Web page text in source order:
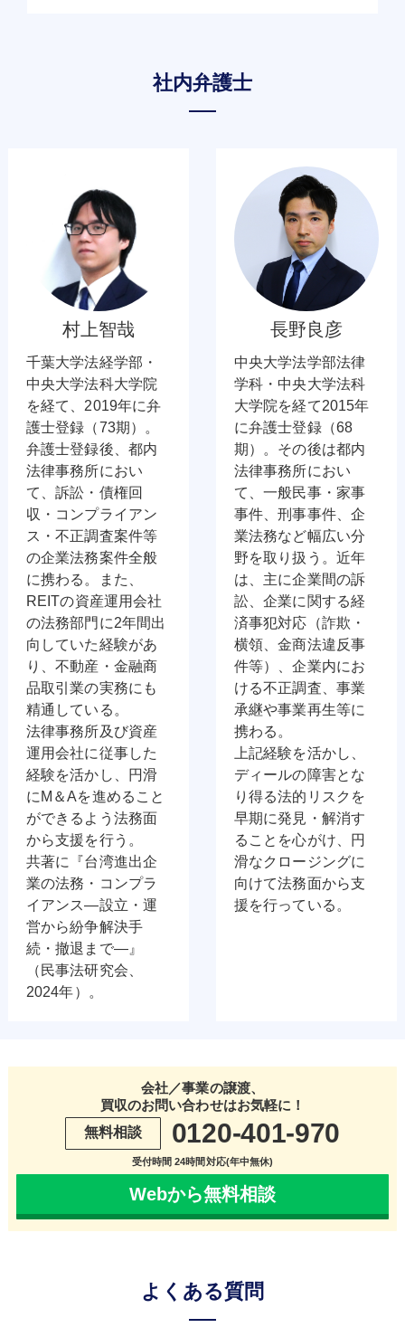
社内弁護士
村上智哉
千葉大学法経学部・
中央大学法科大学院
を経て、2019年に弁
護士登録（73期）。
弁護士登録後、都内
法律事務所におい
て、訴訟・債権回
収・コンプライアン
ス・不正調査案件等
の企業法務案件全般
に携わる。また、
REITの資産運用会社
の法務部門に2年間出
向していた経験があ
り、不動産・金融商
品取引業の実務にも
精通している。
法律事務所及び資産
運用会社に従事した
経験を活かし、円滑
にM＆Aを進めること
ができるよう法務面
から支援を行う。
共著に『台湾進出企
業の法務・コンプラ
イアンス―設立・運
営から紛争解決手
続・撤退まで―』
（民事法研究会、
2024年）。
長野良彦
中央大学法学部法律
学科・中央大学法科
大学院を経て2015年
に弁護士登録（68
期）。その後は都内
法律事務所におい
て、一般民事・家事
事件、刑事事件、企
業法務など幅広い分
野を取り扱う。近年
は、主に企業間の訴
訟、企業に関する経
済事犯対応（詐欺・
横領、金商法違反事
件等）、企業内にお
ける不正調査、事業
承継や事業再生等に
携わる。
上記経験を活かし、
ディールの障害とな
り得る法的リスクを
早期に発見・解消す
ることを心がけ、円
滑なクロージングに
向けて法務面から支
援を行っている。
会社／事業の譲渡、
買収のお問い合わせはお気軽に！
無料相談
0120-401-970
受付時間 24時間対応(年中無休)
Webから無料相談
よくある質問